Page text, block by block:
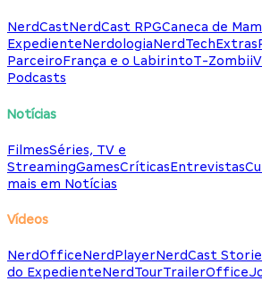
NerdCastNerdCast RPGCaneca de
ExpedienteNerdologiaNerdTechExtras
ParceiroFrança e o LabirintoT-Zombii
Podcasts
Notícias
FilmesSéries, TV e
StreamingGamesCríticasEntrevistas
mais em Notícias
Vídeos
NerdOfficeNerdPlayerNerdCast
do ExpedienteNerdTourTrailerOffice